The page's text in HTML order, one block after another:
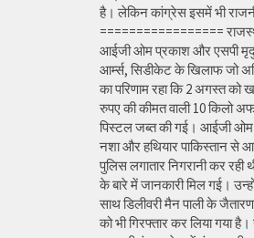
है। लेकिन कांग्रेस इसमें भी
=================
आईजी ओम प्रकाश और एसपी
आर्म्स, सिडीकेट के खिलाफ जो
का परिणाम रहा कि 2 अगस्त को
रुपए की कीमत वाली 10 किलो
पिस्टल जब्त की गई। आईजी ओम
नशा और हथियार पाकिस्तान से
पुलिस लगातार निगरानी कर
के बारे में जानकारी मिल गई।
साथ डिलीवरी मैन पाली के जैतारण
को भी गिरफ्तार कर लिया गया